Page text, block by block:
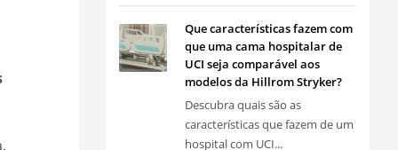
Que características fazem com
que uma cama hospitalar de
UCI seja comparável aos
modelos da Hillrom Stryker?
Descubra quais são as
características que fazem de um
hospital com UCI...